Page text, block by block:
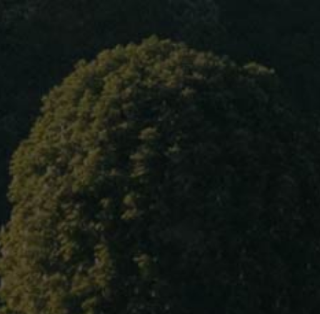
About Us
Our wines
Blog
Contact Us
Language
PERNOT Paul
Puligny Montrachet
Surface : 22 hectares
Red Wines :
Beaune 1er Cru Clos Des Teurons
Volnay 1er Cru Carelle Sous La Chapelle
White Wines
Bourgogne Aligote